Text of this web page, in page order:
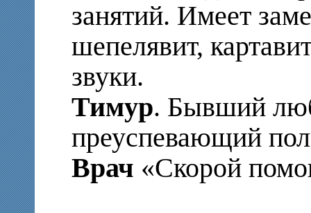
занятий. Имеет
шепелявит,
звуки.
Тимур. Бывший
преуспевающий
Врач «Скорой